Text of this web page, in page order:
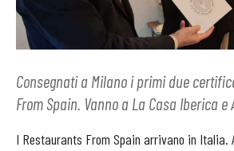
Consegnati a Milano i primi due
From Spain. Vanno a La Casa Iberica e
I Restaurants From Spain arrivano in Italia.